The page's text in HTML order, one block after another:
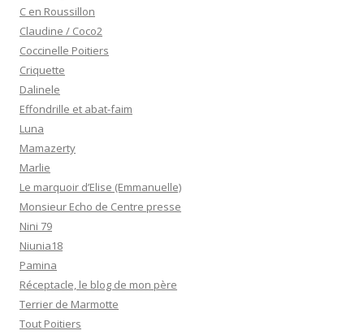
C en Roussillon
Claudine / Coco2
Coccinelle Poitiers
Criquette
Dalinele
Effondrille et abat-faim
Luna
Mamazerty
Marlie
Le marquoir d’Elise (Emmanuelle)
Monsieur Echo de Centre presse
Nini 79
Niunia18
Pamina
Réceptacle, le blog de mon père
Terrier de Marmotte
Tout Poitiers